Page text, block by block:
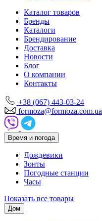
Каталог товаров
Бренды
Каталоги
Брендирование
Доставка
Новости
Блог
О компании
Контакты
+38 (067) 443-03-24
formoza@formoza.com.ua
Время и погода
Дождевики
Зонты
Погодные станции
Часы
Показать все товары
Дом